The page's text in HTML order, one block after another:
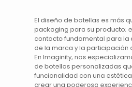
Eldiseño de botellas es más
packaging para su producto;
contacto fundamental para la
de lamarca y la participación
En Imaginity, nos
de botellas personalizadas
funcionalidad con una
crear una poderosa